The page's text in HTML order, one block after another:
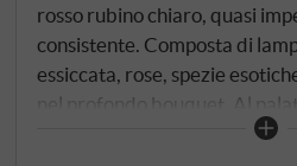
rosso rubino chiaro, quasi
consistente. Composta di
essiccata, rose, spezie
nel profondo bouquet. Al
con note di viola, frutta rossa